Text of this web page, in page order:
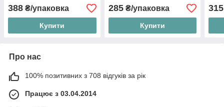
388 ₴/упаковка
Купити
285₴/упаковка
Купити
315
Про нас
100% позитивних з 708 відгуків за рік
Працює з 03.04.2014